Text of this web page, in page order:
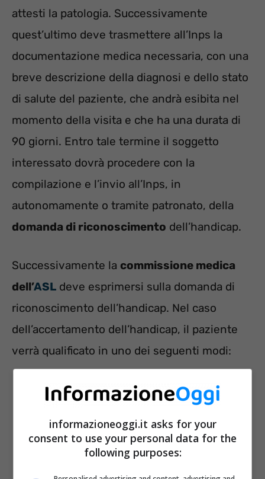
attesti la patologia. Successivamente
quest’ultimo deve trasmettere all’Inps la
documentazione medica necessaria, con una
breve descrizione della diagnosi e dello stato
di salute del paziente, che andrà esibita nel
momento della visita e che ha una durata di
90 giorni. Entro tale termine il soggetto
interessato dovrà procedere con la
compilazione e l’invio all’Inps, in
autonomamente o tramite patronato, della
domanda di riconoscimento dell’handicap.
Successivamente la commissione medica
dell’ASL deve esprimersi sulla domanda di
riconoscimento dell’handicap. Nel caso
dell’accertamento dell’handicap, il paziente
verrà qualificato in uno dei seguenti modi:
informazioneoggi.it asks for your
consent to use your personal data for the
following purposes: